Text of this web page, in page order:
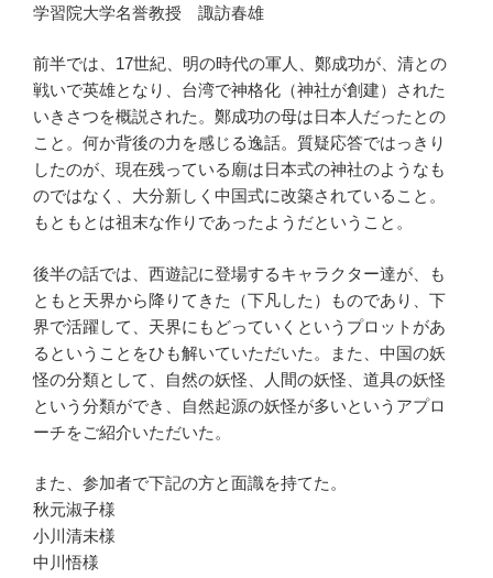
学習院大学名誉教授 諏訪春雄
前半では、17世紀、明の時代の軍人、鄭成功が、清との
戦いで英雄となり、台湾で神格化（神社が創建）された
いきさつを概説された。鄭成功の母は日本人だったとの
こと。何か背後の力を感じる逸話。質疑応答ではっきり
したのが、現在残っている廟は日本式の神社のようなも
のではなく、大分新しく中国式に改築されていること。
もともとは祖末な作りであったようだということ。
後半の話では、西遊記に登場するキャラクター達が、も
ともと天界から降りてきた（下凡した）ものであり、下
界で活躍して、天界にもどっていくというプロットがあ
るということをひも解いていただいた。また、中国の妖
怪の分類として、自然の妖怪、人間の妖怪、道具の妖怪
という分類ができ、自然起源の妖怪が多いというアプロ
ーチをご紹介いただいた。
また、参加者で下記の方と面識を持てた。
秋元淑子様
小川清未様
中川悟様